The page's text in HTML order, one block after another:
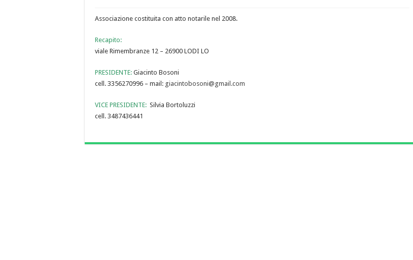
Associazione costituita con atto notarile nel 2008.
Recapito:
viale Rimembranze 12 – 26900 LODI LO
PRESIDENTE: Giacinto Bosoni
cell. 3356270996 – mail: giacintobosoni@gmail.com
VICE PRESIDENTE: Silvia Bortoluzzi
cell. 3487436441